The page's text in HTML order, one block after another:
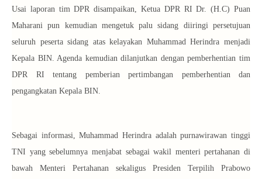
Usai laporan tim DPR disampaikan, Ketua DPR RI Dr. (H.C) Puan
Maharani pun kemudian mengetuk palu sidang diiringi persetujuan
seluruh peserta sidang atas kelayakan Muhammad Herindra menjadi
Kepala BIN. Agenda kemudian dilanjutkan dengan pemberhentian tim
DPR RI tentang pemberian pertimbangan pemberhentian dan
pengangkatan Kepala BIN.
Sebagai informasi, Muhammad Herindra adalah purnawirawan tinggi
TNI yang sebelumnya menjabat sebagai wakil menteri pertahanan di
bawah Menteri Pertahanan sekaligus Presiden Terpilih Prabowo